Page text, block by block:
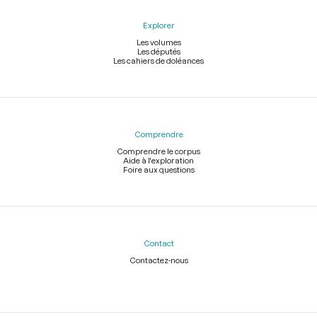
Explorer
Les volumes
Les députés
Les cahiers de doléances
Comprendre
Comprendre le corpus
Aide à l'exploration
Foire aux questions
Contact
Contactez-nous
Légal